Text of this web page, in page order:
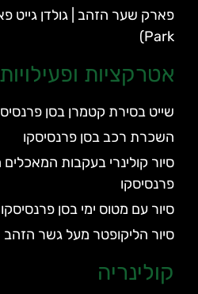
Park)
אטרקציות ופעילויות
שייט בסירת קטמרן בסן
השכרת רכב בסן פרנסיסקו
סיור קולינרי בעקבות המאכלים
פרנסיסקו
סיור עם מטוס ימי בסן פרנסיסקו
סיור הליקופטר מעל גשר הזהב
קולינריה